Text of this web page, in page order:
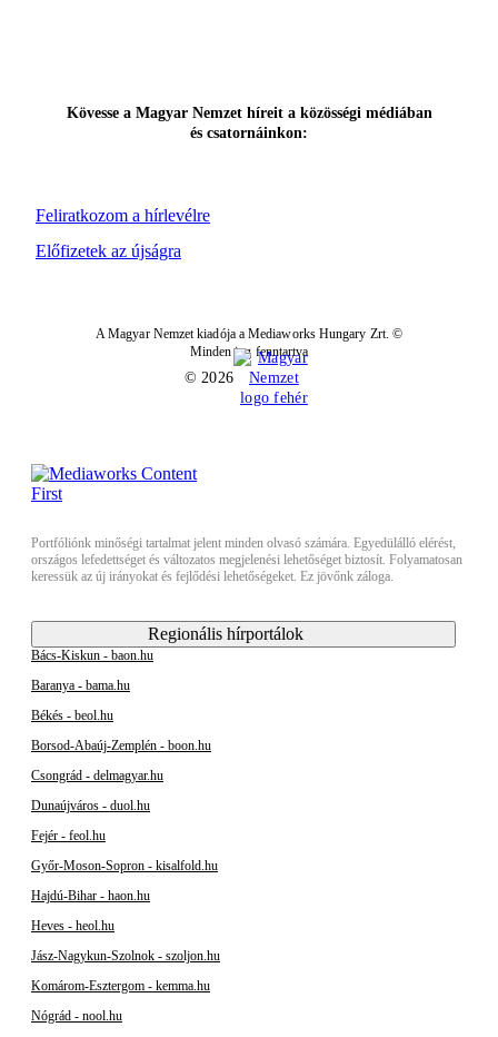
Feliratkozom a hírlevélre
Kövesse a Magyar Nemzet híreit a közösségi médiában
és csatornáinkon:
Előfizetek az újságra
A Magyar Nemzet kiadója a Mediaworks Hungary Zrt. ©
Minden jog fenntartva
© 2026
Portfóliónk minőségi tartalmat jelent minden olvasó számára. Egyedülálló elérést,
országos lefedettséget és változatos megjelenési lehetőséget biztosít. Folyamatosan
keressük az új irányokat és fejlődési lehetőségeket. Ez jövőnk záloga.
Regionális hírportálok
Bács-Kiskun - baon.hu
Baranya - bama.hu
Békés - beol.hu
Borsod-Abaúj-Zemplén - boon.hu
Csongrád - delmagyar.hu
Dunaújváros - duol.hu
Fejér - feol.hu
Győr-Moson-Sopron - kisalfold.hu
Hajdú-Bihar - haon.hu
Heves - heol.hu
Jász-Nagykun-Szolnok - szoljon.hu
Komárom-Esztergom - kemma.hu
Nógrád - nool.hu